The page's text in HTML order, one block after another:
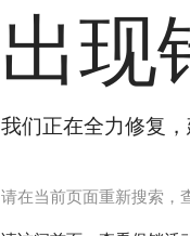
出现
我们正在全力修复
请在当前页面重新搜索，